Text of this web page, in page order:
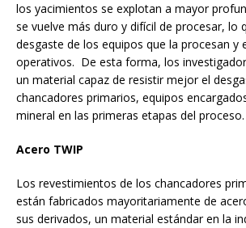
los yacimientos se explotan a mayor
se vuelve más duro y difícil de procesar, lo
desgaste de los equipos que la procesan y
operativos. De esta forma, los
un material capaz de resistir mejor el
chancadores primarios, equipos
mineral en las primeras etapas del proceso.
Acero TWIP
Los revestimientos de los chancadores
están fabricados mayoritariamente de
sus derivados, un material estándar en la